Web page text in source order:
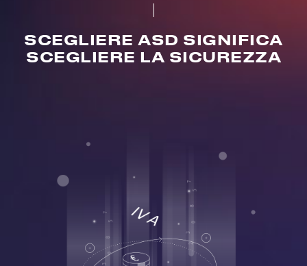
SCEGLIERE ASD SIGNIFICA
SCEGLIERE LA SICUREZZA